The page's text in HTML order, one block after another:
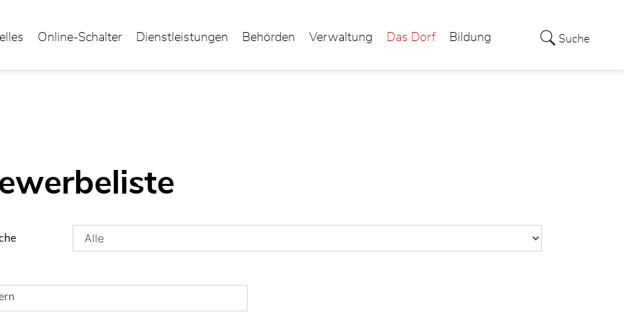
Online-Schalter Dienstleistungen Behörden Verwaltung Das Dorf Bildung Suche